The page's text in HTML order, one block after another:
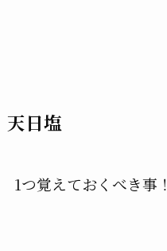
天日塩
1つ覚えておくべき事！